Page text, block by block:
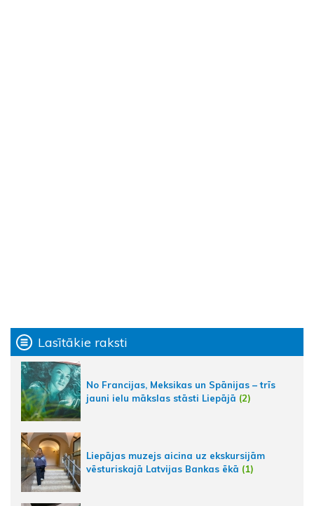
Lasītākie raksti
No Francijas, Meksikas un Spānijas – trīs
jauni ielu mākslas stāsti Liepājā (2)
Liepājas muzejs aicina uz ekskursijām
vēsturiskajā Latvijas Bankas ēkā (1)